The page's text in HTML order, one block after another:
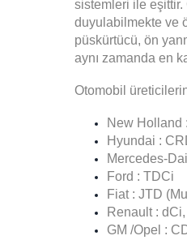
sistemleri ile
duyulabilmekte ve
püskürtücü, ön
aynı zamanda en
Otomobil
New Holland
Hyundai :
Mercedes-
Ford : TDCi
Fiat: JTD
Renault: dCi,
GM /Opel :